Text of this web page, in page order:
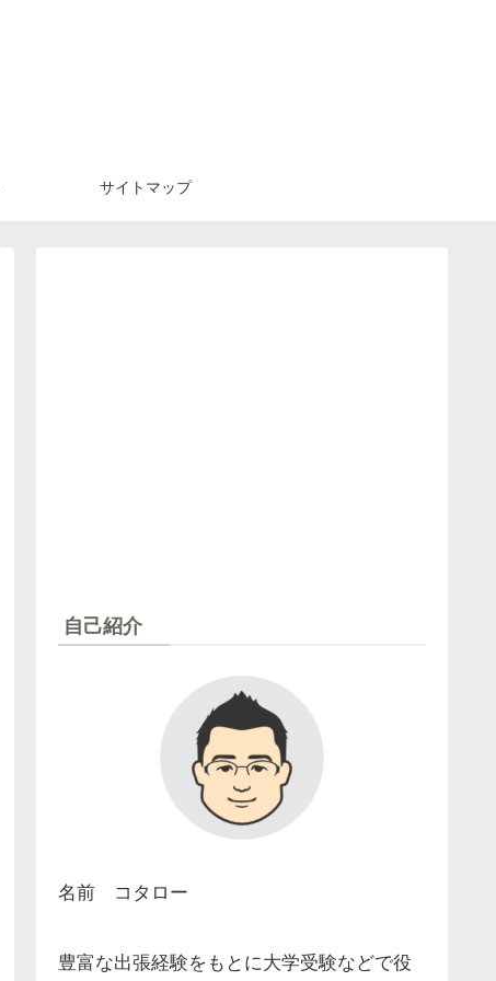
サイトマップ
自己紹介
名前 コタロー
豊富な出張経験をもとに大学受験などで役